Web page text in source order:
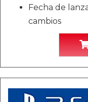
Fecha de
cambios